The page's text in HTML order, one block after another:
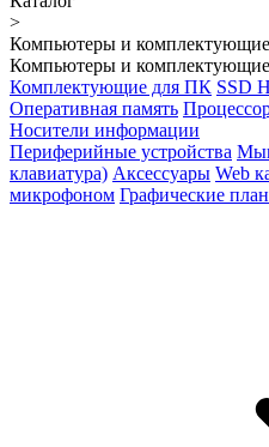
>
Компьютеры и комплектующие
Компьютеры и комплектующие
Комплектующие для ПК SSD
Оперативная память
Носители информации
Периферийные устройства
клавиатура) Аксессуары Web
микрофоном Графические